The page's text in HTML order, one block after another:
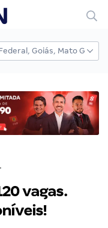
vagas.